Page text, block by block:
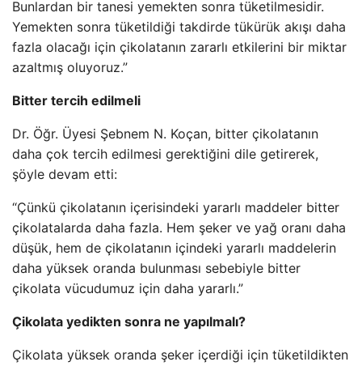
Bunlardan bir tanesi yemekten sonra tüketilmesidir.
Yemekten sonra tüketildiği takdirde tükürük akışı daha
fazla olacağı için çikolatanın zararlı etkilerini bir miktar
azaltmış oluyoruz.”
Bitter tercih edilmeli
Dr. Öğr. Üyesi Şebnem N. Koçan, bitter çikolatanın
daha çok tercih edilmesi gerektiğini dile getirerek,
şöyle devam etti:
“Çünkü çikolatanın içerisindeki yararlı maddeler bitter
çikolatalarda daha fazla. Hem şeker ve yağ oranı daha
düşük, hem de çikolatanın içindeki yararlı maddelerin
daha yüksek oranda bulunması sebebiyle bitter
çikolata vücudumuz için daha yararlı.”
Çikolata yedikten sonra ne yapılmalı?
Çikolata yüksek oranda şeker içerdiği için tüketildikten